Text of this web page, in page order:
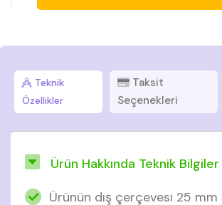
Teknik
Özellikler
Taksit
Seçenekleri
Ürün Hakkında Teknik Bilgiler
Ürünün dış çerçevesi 25